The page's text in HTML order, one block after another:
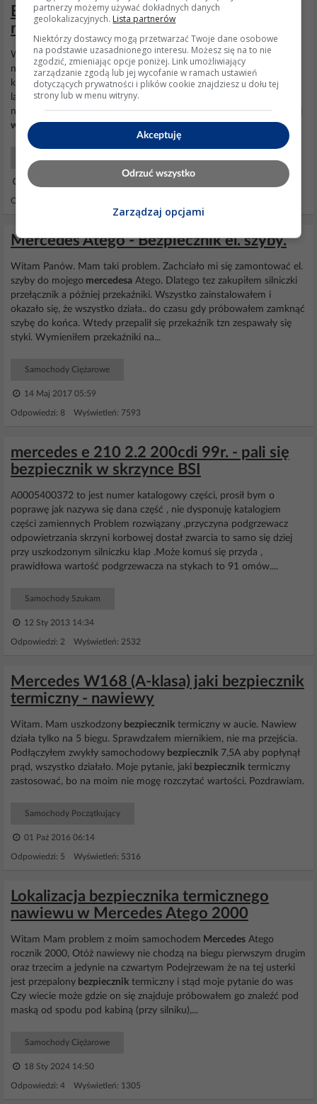
Bezpiecznik odpowiadający za silnik
nawiewu - Mercedes W203 2004r
Witam. Od kilku dni walczę z niedziałającymwentylatorem
nawiewu. Objawy są takie, że działają wszystkie funkcje panelu
klimatyzacji (słychać przestawiający się klapki, palą się wszystkie
lampki), a nie działa tylko pokrętło od obrotu
nawiewu przedniej szyby (nie pali się dioda. Wymontowałem dzisiaj
wentylator
10 Cze 2015 12:30
Odpowiedzi: 0 Wyświetleń: 6522
Mercedes Atego - Bezpiecznik el. szyby.
Witam Panów. Mam taki problem. Zachciało mi się zamontować el.
szyby do mojego mercedesa Atego. Dlatego tez zakupiłem silniczki
przełącznik a później przekaźniki. Wszystko zainstalowałem i
okazało się, że wszystko działa.. do czasu gdy próbowałem zamknąć
szybę do końca. Wtedy przepalił się przekaźnik tzn zespawały się
styki. Wymieniłem przekaźniki na...
Samochody Ciężarowe
14 Maj 2017 05:59
Odpowiedzi: 8 Wyświetleń: 7593
mercedes e 210 2.2 200cdi 99r. - pali się
bezpiecznik w skrzynce BSI
A0005400372 to jest numer katalogowy części, prosił bym o
poprawę jak nazywa się dana część , nie dysponuję katalogiem
części zamiennych Problem rozwiązany ,przyczyna podgrzewacz
odpowietrzania skrzyni korbowej dostał zwarcia to samo się dziej
przy uszkodzonym silniczku klap .Może komuś się przyda ,
prawidłowa wartość podgrzewacza na stykach to 91 omów....
Samochody Szukam
12 Sty 2013 14:34
Odpowiedzi: 2 Wyświetleń: 2532
Mercedes W168 (A-klasa) jaki bezpiecznik
termiczny - nawiewy
Witam. Mam uszkodzony bezpiecznik termiczny w aucie. Nawiew
działa tylko na 5 biegu. Sprawdzałem miernikiem, nie ma przejścia.
Podłączyłem zwykły samochodowy bezpiecznik 7,5A aby popłynął
prąd, wszystko działało. Moje pytanie, jaki bezpiecznik termiczny
zastosować, bo na moim nie mogę rozczytać wartości. Pozdrawiam.
Samochody Początkujący
01 Paź 2016 06:14
Odpowiedzi: 5 Wyświetleń: 5316
Lokalizacja bezpiecznika termicznego
nawiewu w Mercedes Atego 2000
Witam Mam problem z moim samochodem Mercedes Atego
rocznik 2000, Otóż nawiewy nie chodzą na biegu pierwszym drugim
oraz trzecim a jedynie na czwartym Podejrzewam że na tej usterki
jest przepalony bezpiecznik termiczny i stąd moje pytanie do was
Czy wiecie może gdzie on się znajduje próbowałem go znaleźć pod
maską od spodu pod kabiną (przy silniku),...
Samochody Ciężarowe
18 Sty 2024 14:50
Odpowiedzi: 4 Wyświetleń: 1305
partnerzy możemy używać dokładnych danych
geolokalizacyjnych. Lista partnerów
Niektórzy dostawcy mogą przetwarzać Twoje dane osobowe
na podstawie uzasadnionego interesu. Możesz się na to nie
zgodzić, zmieniając opcje poniżej. Link umożliwiający
zarządzanie zgodą lub jej wycofanie w ramach ustawień
dotyczących prywatności i plików cookie znajdziesz u dołu tej
strony lub w menu witryny.
Akceptuję
Odrzuć wszystko
Zarządzaj opcjami